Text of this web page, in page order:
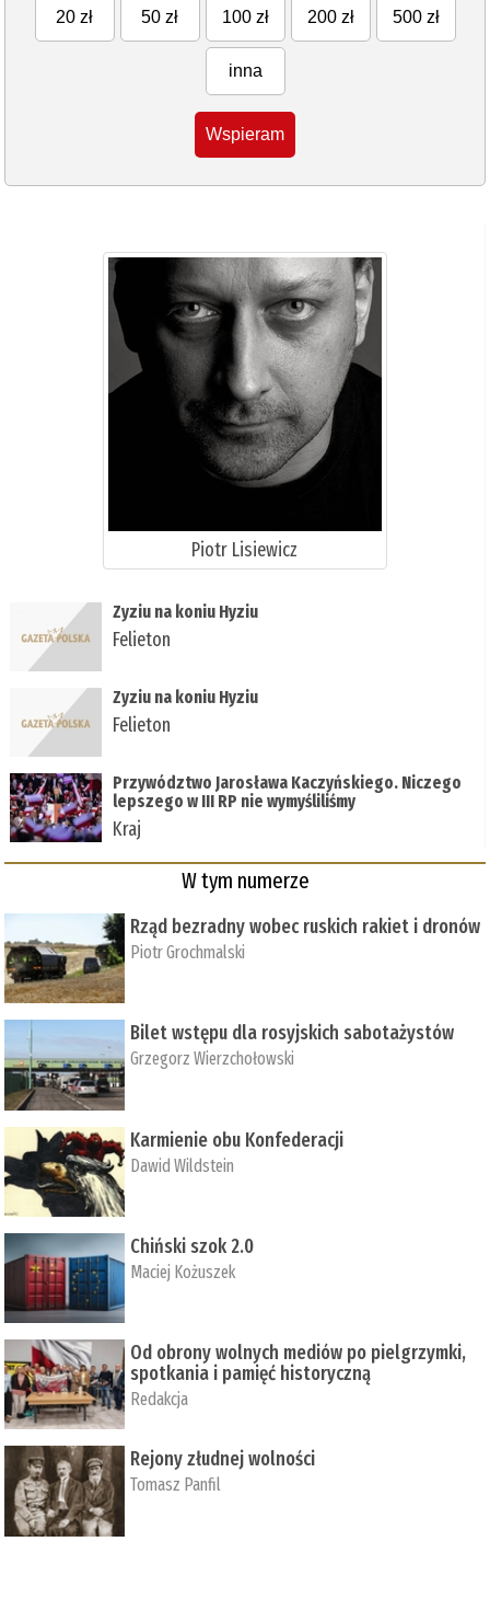
20 zł 50 zł 100 zł 200 zł 500 zł
inna
Wspieram
Piotr Lisiewicz
Zyziu na koniu Hyziu
Felieton
Zyziu na koniu Hyziu
Felieton
Przywództwo Jarosława Kaczyńskiego. Niczego
lepszego w III RP nie wymyśliliśmy
Kraj
W tym numerze
Rząd bezradny wobec ruskich rakiet i dronów
Piotr Grochmalski
Bilet wstępu dla rosyjskich sabotażystów
Grzegorz Wierzchołowski
Karmienie obu Konfederacji
Dawid Wildstein
Chiński szok 2.0
Maciej Kożuszek
Od obrony wolnych mediów po pielgrzymki,
spotkania i pamięć historyczną
Redakcja
Rejony złudnej wolności
Tomasz Panfil